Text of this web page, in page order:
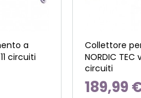
a
circuiti
Collettore
NORDIC
circuiti
189,99